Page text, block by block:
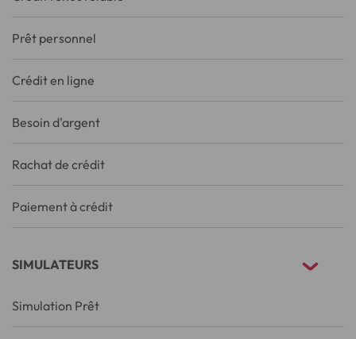
Prêt personnel
Crédit en ligne
Besoin d'argent
Rachat de crédit
Paiement à crédit
SIMULATEURS
Simulation Prêt